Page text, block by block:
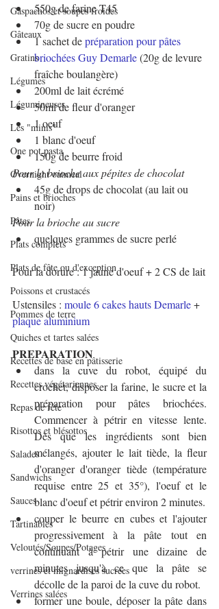
Gaspachos et soupes froides
Gâteaux
Gratins
Légumes
Légumineuses
Les "minis"
One pot pasta
Overnight oatmeal
Pains et brioches
Pâtes
Plats complets
Plats de fête ou d'exception
Poissons et crustacés
Pommes de terre
Quiches et tartes salées
Recettes de base en pâtisserie
Recettes végétariennes
Repas de fête
Risottos et blésottos
Salades
Sandwichs
Sauces
Tartinables
Veloutés/Soupes/Potages
verrines et mignardises sucrées
Verrines salées
550g de farine T45
70g de sucre en poudre
1 sachet de préparation pour pâtes
briochées Guy Demarle (20g de levure
fraîche boulangère)
200ml de lait écrémé
50ml de fleur d'oranger
1 oeuf
1 blanc d'oeuf
150g de beurre froid
Pour la brioche aux pépites de chocolat
45g de drops de chocolat (au lait ou
noir)
Pour la brioche au sucre
quelques grammes de sucre perlé
Pour la dorure : 1 jaune d'oeuf + 2 CS de lait
Ustensiles : moule 6 cakes hauts Demarle +
plaque aluminium
PREPARATION
dans la cuve du robot, équipé du
crochet, disposer la farine, le sucre et la
préparation pour pâtes briochées.
Commencer à pétrir en vitesse lente.
Dès que les ingrédients sont bien
mélangés, ajouter le lait tiède, la fleur
d'oranger d'oranger tiède (température
requise entre 25 et 35°), l'oeuf et le
blanc d'oeuf et pétrir environ 2 minutes.
couper le beurre en cubes et l'ajouter
progressivement à la pâte tout en
continuant à pétrir une dizaine de
minutes jusqu'à ce que la pâte se
décolle de la paroi de la cuve du robot.
former une boule, déposer la pâte dans